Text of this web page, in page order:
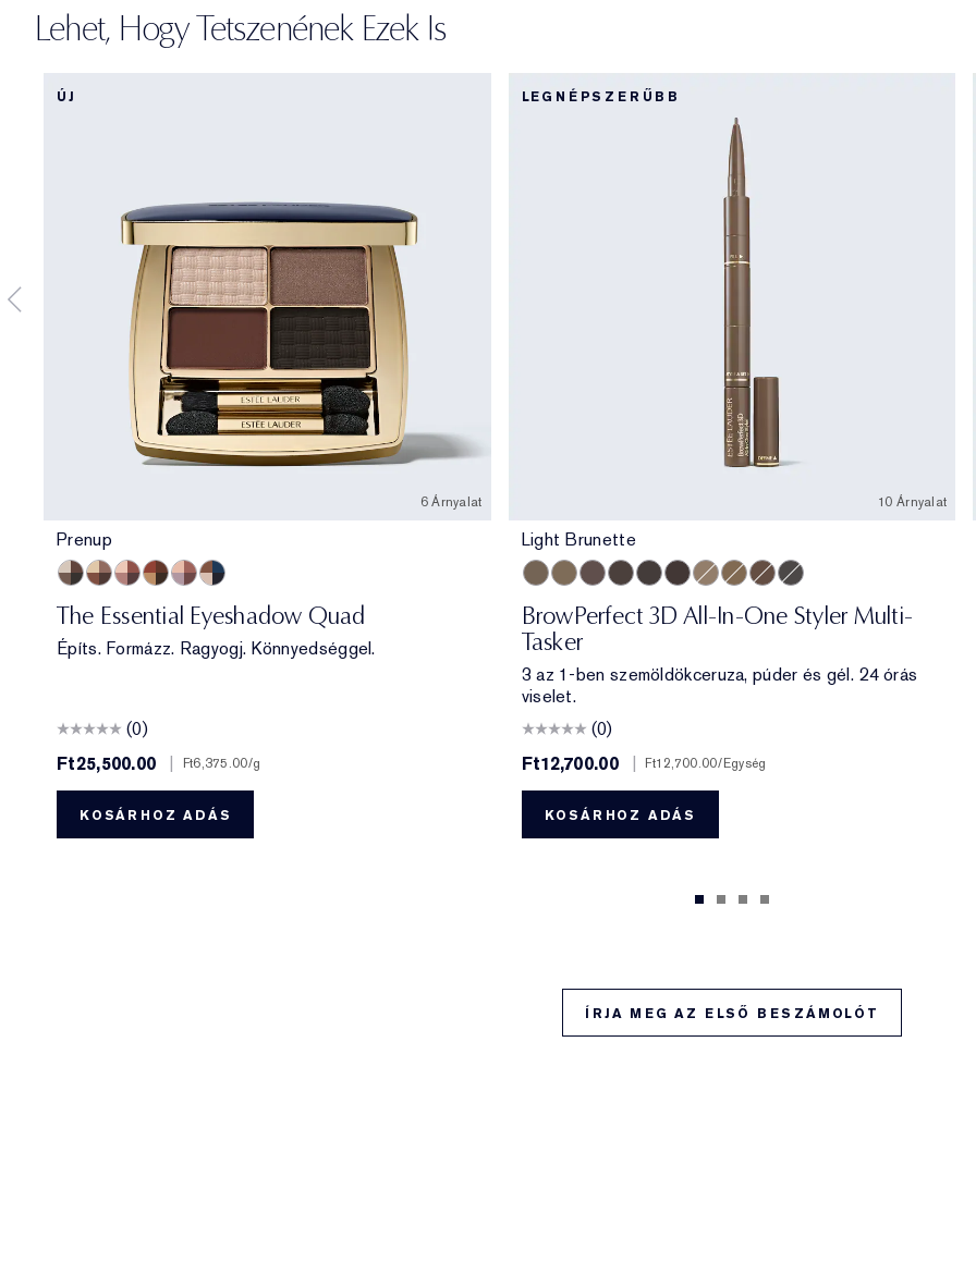
Lehet, Hogy Tetszenének Ezek Is
ÚJ
6 Árnyalat
Prenup
The Essential Eyeshadow Quad
Építs. Formázz. Ragyogj. Könnyedséggel.
(0)
Ft25,500.00
| Ft6,375.00/g
KOSÁRHOZ ADÁS
LEGNÉPSZERŰBB
10 Árnyalat
Light Brunette
BrowPerfect 3D All-In-One Styler Multi-
Tasker
3 az 1-ben szemöldökceruza, púder és gél. 24 órás
viselet.
(0)
Ft12,700.00
| Ft12,700.00/Egység
KOSÁRHOZ ADÁS
ÍRJA MEG AZ ELSŐ BESZÁMOLÓT